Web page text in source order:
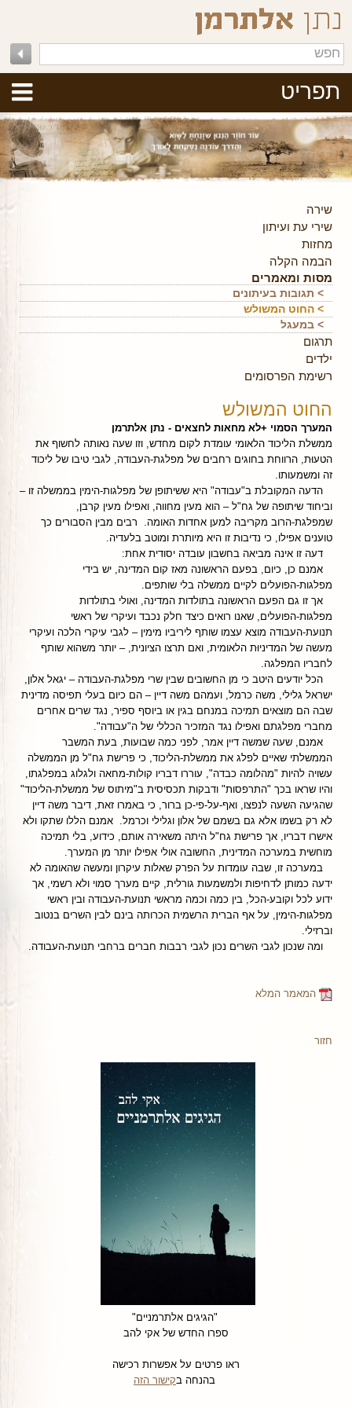
תפריט
שירה
שירי עת ועיתון
מחזות
הבמה הקלה
מסות ומאמרים
> תגובות בעיתונים
> החוט המשולש
> במעגל
תרגום
ילדים
רשימת הפרסומים
החוט המשולש
המערך הסמוי +לא מחאות לחצאים - נתן אלתרמן
ממשלת הליכוד הלאומי עומדת לקום מחדש, וזו שעה נאותה לחשוף את
הטעוּת, הרווחת בחוגים רחבים של מפלגת-העבודה, לגבי טיבו של ליכוד
זה ומשמעותו.
הדעה המקובלת ב"עבודה" היא ששיתופן של מפלגות-הימין בממשלה זו –
וביחוד שיתופה של גח"ל – הוא מעין מחווה, ואפילו מעין קרבן,
שמפלגת-הרוב מקריבה למען אחדות האומה. רבים מבין הסבורים כך
טוענים אפילו, כי נדיבות זו היא מיותרת ומוטב בלעדיה.
דעה זו אינה מביאה בחשבון עובדה יסודית אחת:
אמנם כן, כיום, בפעם הראשונה מאז קום המדינה, יש בידי
מפלגות-הפועלים לקיים ממשלה בלי שותפים.
אך זו גם הפעם הראשונה בתולדות המדינה, ואולי בתולדות
מפלגות-הפועלים, שאנו רואים כיצד חלק נכבד ועיקרי של ראשי
תנועת-העבודה מוצא עצמו שותף ליריביו מימין – לגבי עיקרי הלכה ועיקרי
מעשה של המדיניוּת הלאומית, ואם תרצו הציונית, – יותר משהוא שותף
לחבריו המפלגה.
הכל יודעים היטב כי מן החשובים שבין שרי מפלגת-העבודה – יגאל אלון,
ישראל גלילי, משה כרמל, ועמהם משה דיין – הם כיום בעלי תפיסה מדינית
שבה הם מוצאים תמיכה במנחם בגין או ביוסף ספיר, נגד שרים אחרים
מחברי מפלגתם ואפילו נגד המזכיר הכללי של ה"עבודה".
אמנם, שעה שמשה דיין אמר, לפני כמה שבועות, בעת המשבר
הממשלתי שאיים לפלג את ממשלת-הליכוד, כי פרישת גח"ל מן הממשלה
עשויה להיות "מהלומה כבדה", עוררו דבריו קולות-מחאה ולגלוג במפלגתו,
והיו שראו בכך "התרפסות" ודבקות תכסיסית ב"מיתוס של ממשלת-הליכוד"
שהגיעה השעה לנפצו, ואף-על-פי-כן ברור, כי באמרו זאת, דיבר משה דיין
לא רק בשמו אלא גם בשמם של אלון וגלילי וכרמל. אמנם הללו שתקו ולא
אישרו דבריו, אך פרישת גח"ל היתה משאירה אותם, כידוע, בלי תמיכה
מוחשית במערכה המדינית, החשובה אולי אפילו יותר מן המערך.
במערכה זו, שבה עומדות על הפרק שאלות עיקרון ומעשה שהאומה לא
ידעה כמותן לדחיפות ולמשמעות גורלית, קיים מערך סמוי ולא רשמי, אך
ידוע לכל וקובע-הכל, בין כמה וכמה מראשי תנועת-העבודה ובין ראשי
מפלגות-הימין, על אף הברית הרשמית הכרותה בינם לבין השרים בנטוב
וברזילי.
ומה שנכון לגבי השרים נכון לגבי רבבות חברים ברחבי תנועת-העבודה.
המאמר המלא
חזור
"הגיגים אלתרמניים"
ספרו החדש של אקי להב
ראו פרטים על אפשרות רכישה
בהנחה בקישור הזה